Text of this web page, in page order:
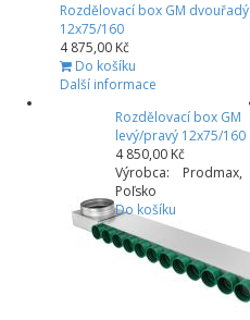
Rozdělovací box GM dvouřadý
12x75/160
4 875,00 Kč
Do košíku
Další informace
Rozdělovací box GM
levý/pravý 12x75/160
4 850,00 Kč
Výrobca: Prodmax,
Poľsko
Do košíku